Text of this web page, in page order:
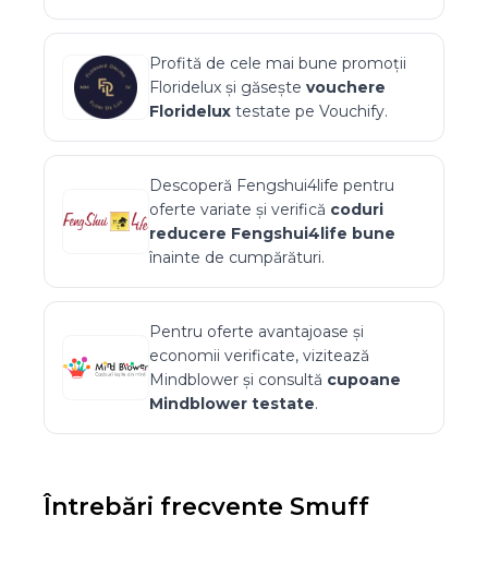
Profită de cele mai bune promoții
Floridelux și găsește vouchere
Floridelux testate pe Vouchify.
Descoperă Fengshui4life pentru
oferte variate și verifică coduri
reducere Fengshui4life bune
înainte de cumpărături.
Pentru oferte avantajoase și
economii verificate, vizitează
Mindblower și consultă cupoane
Mindblower testate.
Întrebări frecvente Smuff